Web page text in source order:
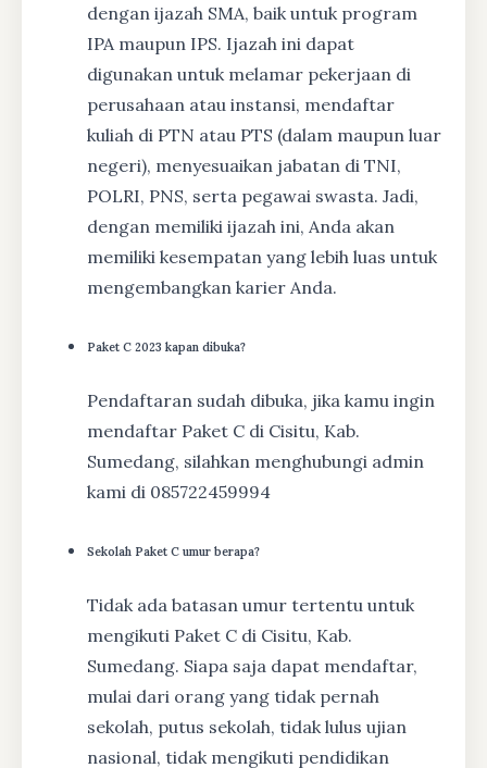
dengan ijazah SMA, baik untuk program
IPA maupun IPS. Ijazah ini dapat
digunakan untuk melamar pekerjaan di
perusahaan atau instansi, mendaftar
kuliah di PTN atau PTS (dalam maupun luar
negeri), menyesuaikan jabatan di TNI,
POLRI, PNS, serta pegawai swasta. Jadi,
dengan memiliki ijazah ini, Anda akan
memiliki kesempatan yang lebih luas untuk
mengembangkan karier Anda.
Paket C 2023 kapan dibuka?
Pendaftaran sudah dibuka, jika kamu ingin
mendaftar Paket C di Cisitu, Kab.
Sumedang, silahkan menghubungi admin
kami di 085722459994
Sekolah Paket C umur berapa?
Tidak ada batasan umur tertentu untuk
mengikuti Paket C di Cisitu, Kab.
Sumedang. Siapa saja dapat mendaftar,
mulai dari orang yang tidak pernah
sekolah, putus sekolah, tidak lulus ujian
nasional, tidak mengikuti pendidikan